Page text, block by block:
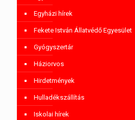
Egyházi hírek
Fekete István Állatvédő Egyesület
Gyógyszertár
Háziorvos
Hirdetmények
Hulladékszállítás
Iskolai hírek